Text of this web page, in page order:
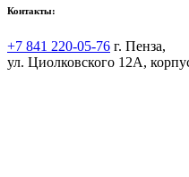
Контакты:
+7 841 220-05-76 г. Пенза,
ул. Циолковского 12А,